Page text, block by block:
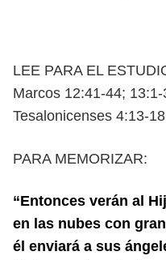
LEE PARA EL
Marcos 12:41-44;
Tesalonicenses 4:13-
PARA MEMORIZAR:
“Entonces verán al
en las nubes con
él enviará a sus